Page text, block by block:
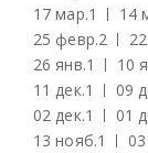
17 мар.1 14
25 февр.2
26 янв.1 10
11 дек.1 09
02 дек.1 01
13 нояб.1